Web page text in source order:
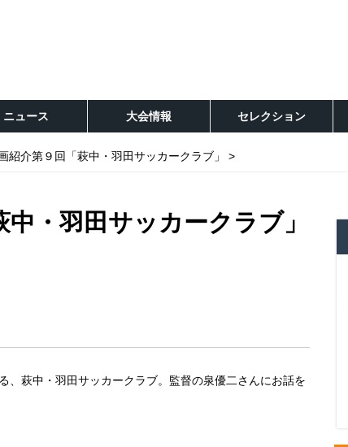
ニュース 大会情報 セレクション
紹介第９回「萩中・羽田サッカークラブ」
・羽田サッカークラブ」
萩中・羽田サッカークラブ。監督の泉優二さんにお話を